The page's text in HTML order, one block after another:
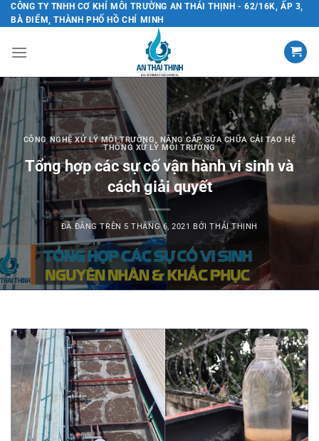
Chuyển
đến
dung
CÔNG TY TNHH CƠ KHÍ MÔI TRƯỜNG AN THÁI THỊNH - 62/16K, ẤP 3,
BÀ ĐIỂM, THÀNH PHỐ HỒ CHÍ MINH
CÔNG NGHỆ XỬ LÝ MÔI TRƯỜNG, NÂNG CẤP SỬA CHỮA CẢI TẠO HỆ
THỐNG XỬ LÝ MÔI TRƯỜNG
Tổng hợp các sự cố vận hành vi sinh và
cách giải quyết
ĐÃ ĐĂNG TRÊN 5 THÁNG 6, 2021 BỞITHÁI THỊNH